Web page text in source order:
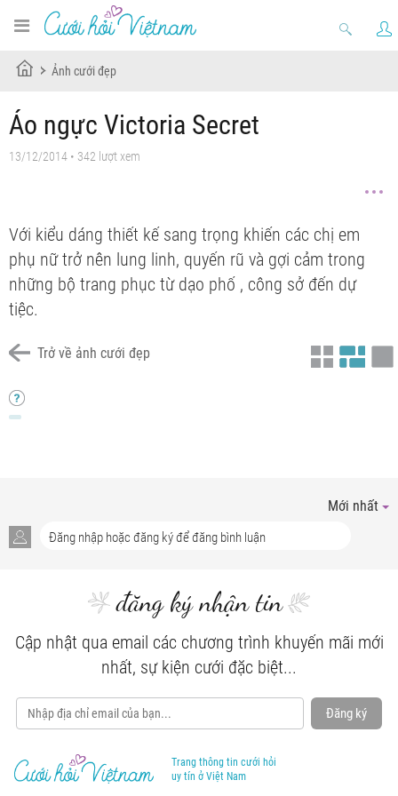
Ảnh cưới đẹp
Áo ngực Victoria Secret
13/12/2014 • 342 lượt xem
Với kiểu dáng thiết kế sang trọng khiến các chị em
phụ nữ trở nên lung linh, quyến rũ và gợi cảm trong
những bộ trang phục từ dạo phố , công sở đến dự
tiệc.
Trở về ảnh cưới đẹp
Mới nhất
đăng ký nhận tin
Cập nhật qua email các chương trình khuyến mãi mới
nhất, sự kiện cưới đặc biệt...
Đăng ký
Trang thông tin cưới hỏi
uy tín ở Việt Nam